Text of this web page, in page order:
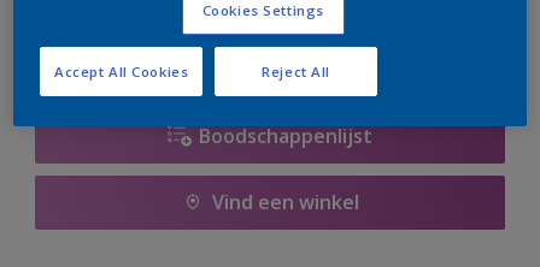
Boodschappenlijst
Vind een winkel
Cookies Settings
Reject All
Accept All Cookies